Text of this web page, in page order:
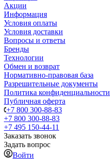
Акции
Информация
Условия оплаты
Условия доставки
Вопросы и ответы
Бренды
Технологии
Обмен и возврат
Нормативно-правовая база
Разрешительные документы
Политика конфиденциальности
Публичная оферта
+7 800 300-88-83
+7 800 300-88-83
+7 495 150-44-11
Заказать звонок
Задать вопрос
Войти